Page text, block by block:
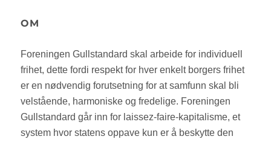
OM
Foreningen Gullstandard skal arbeide for individuell
frihet, dette fordi respekt for hver enkelt borgers frihet
er en nødvendig forutsetning for at samfunn skal bli
velstående, harmoniske og fredelige. Foreningen
Gullstandard går inn for laissez-faire-kapitalisme, et
system hvor statens oppave kun er å beskytte den